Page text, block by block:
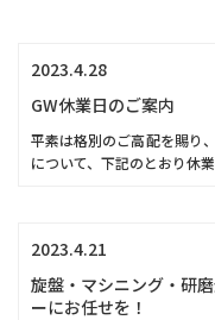
2023.4.28
GW休業日のご案内
平素は格別のご高配を賜り
について、下記のとおり休
2023.4.21
旋盤・マシニング・研
ーにお任せを！